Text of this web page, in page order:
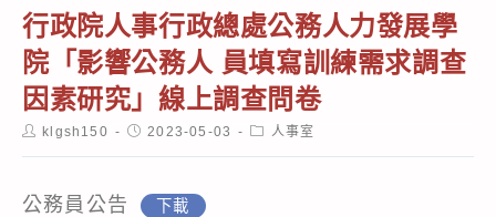
行政院人事行政總處公務人力發展學
院「影響公務人 員填寫訓練需求調查
因素研究」線上調查問卷
Postklgsh150
Post2023-05-03
Post人事室
公務員公告 下載